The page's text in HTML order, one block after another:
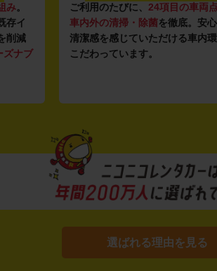
み。
存イ
削減
ズナブ
ご利用のたびに、 24項目の車両
車内外の清掃・除菌を徹底。安
清潔感を感じていただける車内
こだわっています。
選ばれる理由を見る